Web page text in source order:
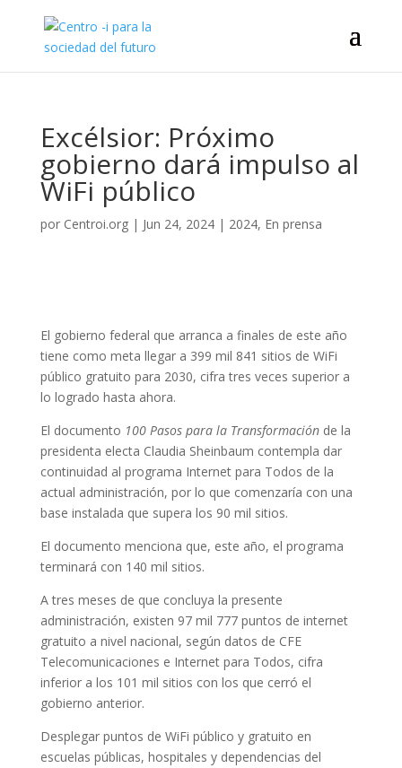
Excélsior: Próximo
gobierno dará impulso al
WiFi público
por Centroi.org| Jun 24, 2024| 2024, En prensa
El gobierno federal que arranca a finales de este año
tiene como meta llegar a 399 mil 841 sitios de WiFi
público gratuito para 2030, cifra tres veces superior a
lo logrado hasta ahora.
El documento 100 Pasos para la Transformaciónde la
presidenta electa Claudia Sheinbaum contempla dar
continuidad al programa Internet para Todos de la
actual administración, por lo que comenzaría con una
base instalada que supera los 90 mil sitios.
El documento menciona que, este año, el programa
terminará con 140 mil sitios.
A tres meses de que concluya la presente
administración, existen 97 mil 777 puntos de internet
gratuito a nivel nacional, según datos de CFE
Telecomunicaciones e Internet para Todos, cifra
inferior a los 101 mil sitios con los que cerró el
gobierno anterior.
Desplegar puntos de WiFi público y gratuito en
escuelas públicas, hospitales y dependencias del